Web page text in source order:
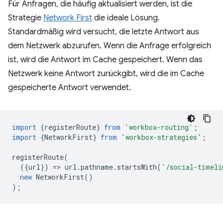
Für Anfragen, die häufig aktualisiert werden, ist die
Strategie Network First die ideale Lösung.
Standardmäßig wird versucht, die letzte Antwort aus
dem Netzwerk abzurufen. Wenn die Anfrage erfolgreich
ist, wird die Antwort im Cache gespeichert. Wenn das
Netzwerk keine Antwort zurückgibt, wird die im Cache
gespeicherte Antwort verwendet.
import {registerRoute} from 'workbox-routing' ;
import {NetworkFirst} from 'workbox-strategies' ;
registerRoute(
({url}) => url .pathname. startsWith( '/social-
new NetworkFirst()
);